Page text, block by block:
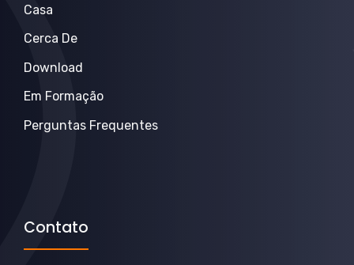
Casa
Cerca De
Download
Em Formação
Perguntas Frequentes
Contato